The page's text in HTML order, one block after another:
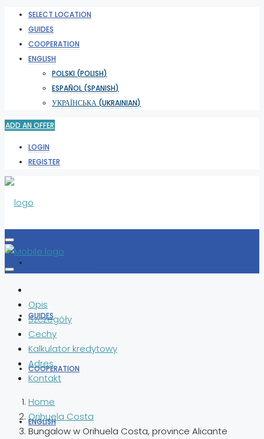
SELECT LOCATION
GUIDES
COOPERATION
ENGLISH
POLSKI (POLISH)
ESPAÑOL (SPANISH)
УКРАЇНСЬКА (UKRAINIAN)
ADD AN OFFER
LOGIN
REGISTER
GUIDES
COOPERATION
ENGLISH
Opis
Szczegóły
Cechy
Kalkulator kredytowy
Adres
Kontakt
Home
Orihuela Costa
Bungalow w Orihuela Costa, province Alicante